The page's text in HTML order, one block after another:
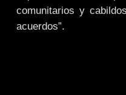
comunitarios y
acuerdos”.